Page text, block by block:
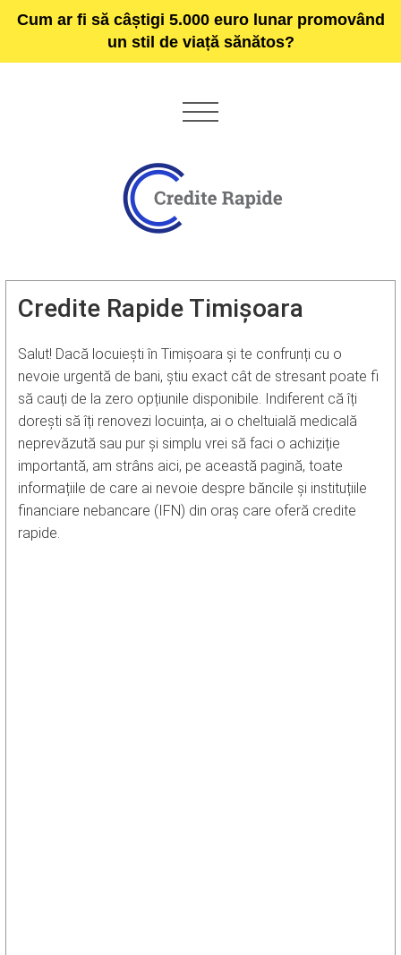
Cum ar fi să câștigi 5.000 euro lunar promovând
un stil de viață sănătos?
Credite Rapide Timișoara
Salut! Dacă locuiești în Timișoara și te confrunți cu o
nevoie urgentă de bani, știu exact cât de stresant poate fi
să cauți de la zero opțiunile disponibile. Indiferent că îți
dorești să îți renovezi locuința, ai o cheltuială medicală
neprevăzută sau pur și simplu vrei să faci o achiziție
importantă, am strâns aici, pe această pagină, toate
informațiile de care ai nevoie despre băncile și instituțiile
financiare nebancare (IFN) din oraș care oferă credite
rapide.